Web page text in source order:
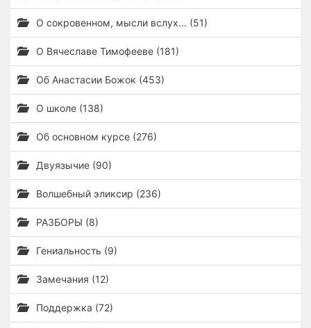
О сокровенном, мысли вслух... (51)
О Вячеславе Тимофееве (181)
Об Анастасии Божок (453)
О школе (138)
Об основном курсе (276)
Двуязычие (90)
Волшебный эликсир (236)
РАЗБОРЫ (8)
Гениальность (9)
Замечания (12)
Поддержка (72)